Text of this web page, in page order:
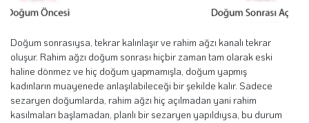
Doğum sonrasıysa, tekrar kalınlaşır ve rahim ağzı kanalı tekrar
oluşur. Rahim ağzı doğum sonrası hiçbir zaman tam olarak eski
haline dönmez ve hiç doğum yapmamışla, doğum yapmış
kadınların muayenede anlaşılabileceği bir şekilde kalır. Sadece
sezaryen doğumlarda, rahim ağzı hiç açılmadan yani rahim
kasılmaları başlamadan, planlı bir sezaryen yapıldıysa, bu durum